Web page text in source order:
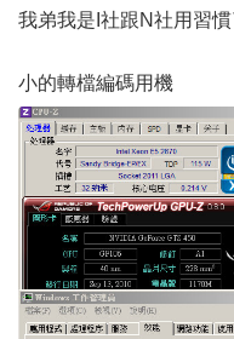
我弟我是I社跟N社用習慣
小的轉檔編碼用機